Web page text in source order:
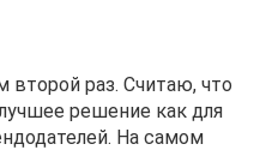
второй раз. Считаю, что
решение как для
На самом